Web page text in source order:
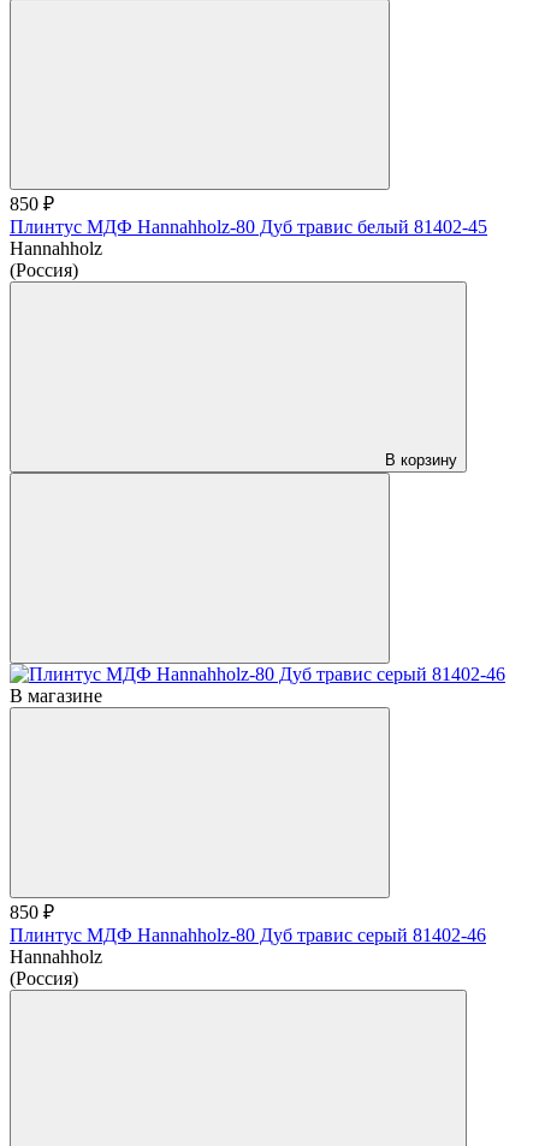
850 ₽
Плинтус МДФ Hannahholz-80 Дуб травис белый 81402-45
Hannahholz
(Россия)
В корзину
В магазине
850 ₽
Плинтус МДФ Hannahholz-80 Дуб травис серый 81402-46
Hannahholz
(Россия)